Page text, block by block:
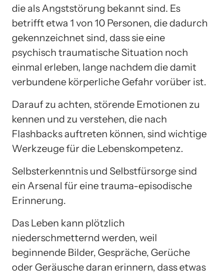
die als Angststörung bekannt sind. Es
betrifft etwa 1 von 10 Personen, die dadurch
gekennzeichnet sind, dass sie eine
psychisch traumatische Situation noch
einmal erleben, lange nachdem die damit
verbundene körperliche Gefahr vorüber ist.
Darauf zu achten, störende Emotionen zu
kennen und zu verstehen, die nach
Flashbacks auftreten können, sind wichtige
Werkzeuge für die Lebenskompetenz.
Selbsterkenntnis und Selbstfürsorge sind
ein Arsenal für eine trauma-episodische
Erinnerung.
Das Leben kann plötzlich
niederschmetternd werden, weil
beginnende Bilder, Gespräche, Gerüche
oder Geräusche daran erinnern, dass etwas